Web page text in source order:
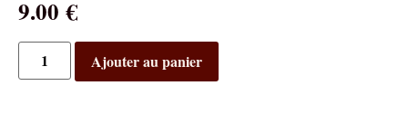
9.00€
Ajouter au panier